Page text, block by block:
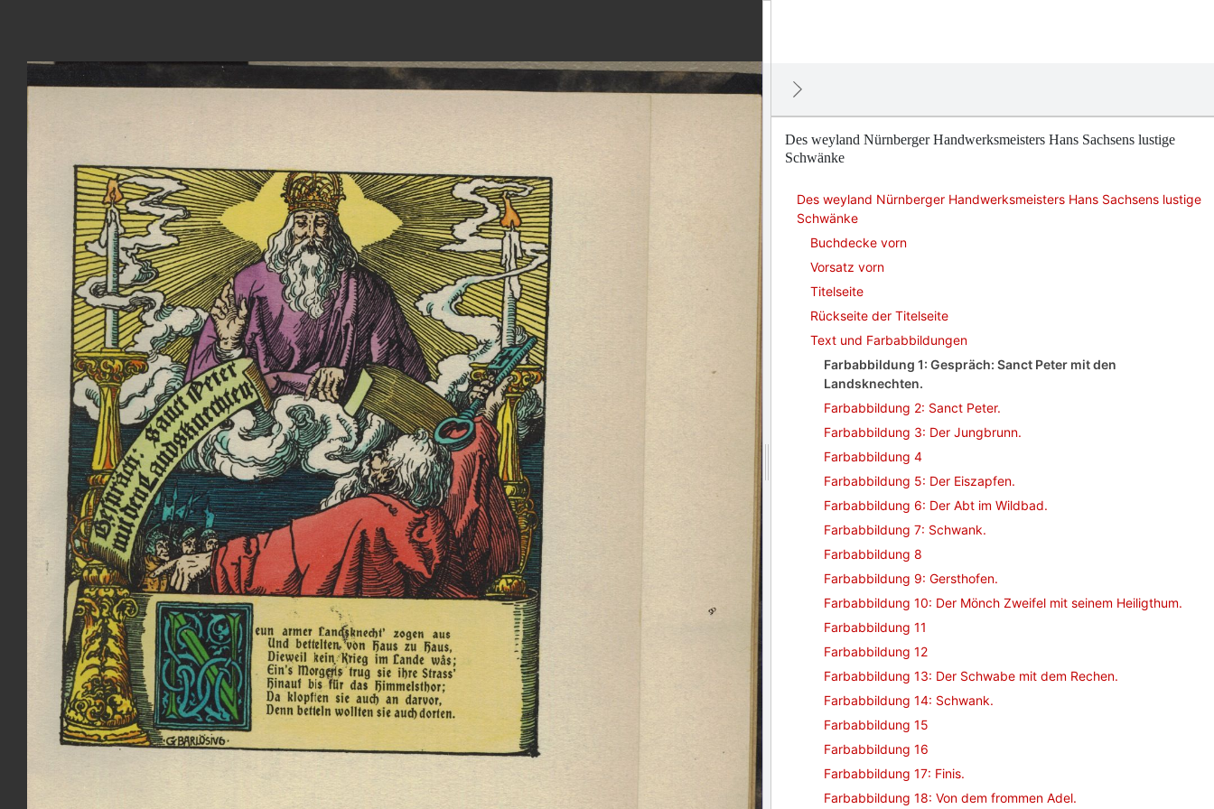
Des weyland Nürnberger Handwerksmeisters Hans Sachsens lustige
Schwänke
Des weyland Nürnberger Handwerksmeisters Hans Sachsens lustige
Schwänke
Buchdecke vorn
Vorsatz vorn
Titelseite
Rückseite der Titelseite
Text und Farbabbildungen
Farbabbildung 1: Gespräch: Sanct Peter mit den
Landsknechten.
Farbabbildung 2: Sanct Peter.
Farbabbildung 3: Der Jungbrunn.
Farbabbildung 4
Farbabbildung 5: Der Eiszapfen.
Farbabbildung 6: Der Abt im Wildbad.
Farbabbildung 7: Schwank.
Farbabbildung 8
Farbabbildung 9: Gersthofen.
Farbabbildung 10: Der Mönch Zweifel mit seinem Heiligthum.
Farbabbildung 11
Farbabbildung 12
Farbabbildung 13: Der Schwabe mit dem Rechen.
Farbabbildung 14: Schwank.
Farbabbildung 15
Farbabbildung 16
Farbabbildung 17: Finis.
Farbabbildung 18: Von dem frommen Adel.